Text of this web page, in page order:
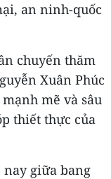
an ninh-quốc
chuyến thăm
Xuân Phúc
mẽ và sâu
thiết thực của
nay giữa bang